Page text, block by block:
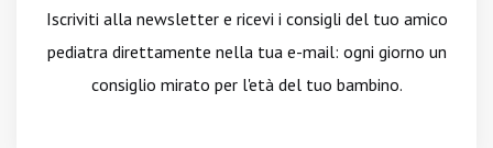
Iscriviti alla newslettere ricevi i consigli del tuo amico
pediatra direttamente nella tua e-mail: ogni giorno un
consiglio mirato per l'età del tuo bambino.